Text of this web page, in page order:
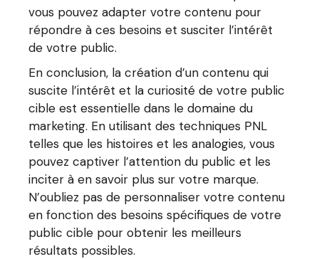
vous pouvez adapter votre contenu pour
répondre à ces besoins et susciter l’intérêt
de votre public.
En conclusion, la création d’un contenu qui
suscite l’intérêt et la curiosité de votre public
cible est essentielle dans le domaine du
marketing. En utilisant des techniques PNL
telles que les histoires et les analogies, vous
pouvez captiver l’attention du public et les
inciter à en savoir plus sur votre marque.
N’oubliez pas de personnaliser votre contenu
en fonction des besoins spécifiques de votre
public cible pour obtenir les meilleurs
résultats possibles.